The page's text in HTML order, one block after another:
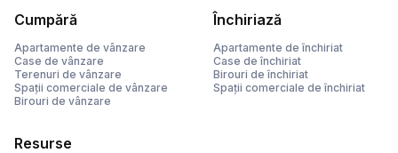
Cumpără
Apartamente de vânzare
Case de vânzare
Terenuri de vânzare
Spații comerciale de vânzare
Birouri de vânzare
Închiriază
Apartamente de închiriat
Case de închiriat
Birouri de închiriat
Spații comerciale de închiriat
Resurse